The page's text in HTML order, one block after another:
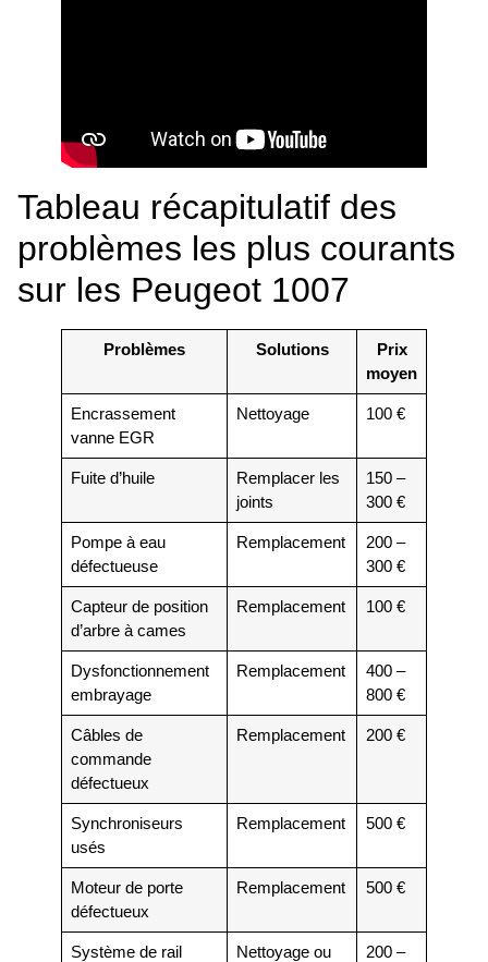
Tableau récapitulatif des
problèmes les plus courants
sur les Peugeot 1007
Problèmes Solutions
Prix
moyen
Encrassement
vanne EGR
Nettoyage 100 €
Fuite d’huile
Remplacer les
joints
150 –
300 €
Pompe à eau
défectueuse
Remplacement
200 –
300 €
Capteur de position
d’arbre à cames
Remplacement 100 €
Dysfonctionnement
embrayage
Remplacement
400 –
800 €
Câbles de
commande
défectueux
Remplacement 200 €
Synchroniseurs
usés
Remplacement 500 €
Moteur de porte
défectueux
Remplacement 500 €
Système de rail
Nettoyage ou
200 –